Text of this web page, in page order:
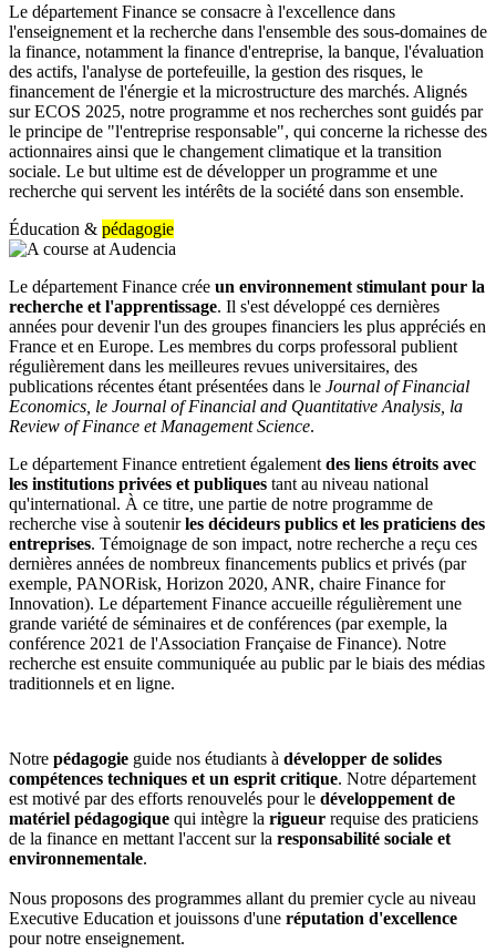
Le département Finance se consacre à l'excellence dans
l'enseignement et la recherche dans l'ensemble des sous-domaines de
la finance, notamment la finance d'entreprise, la banque, l'évaluation
des actifs, l'analyse de portefeuille, la gestion des risques, le
financement de l'énergie et la microstructure des marchés. Alignés
sur ECOS 2025, notre programme et nos recherches sont guidés par
le principe de "l'entreprise responsable", qui concerne la richesse des
actionnaires ainsi que le changement climatique et la transition
sociale. Le but ultime est de développer un programme et une
recherche qui servent les intérêts de la société dans son ensemble.
Éducation & pédagogie
Le département Finance crée un environnement stimulant pour la
recherche et l'apprentissage. Il s'est développé ces dernières
années pour devenir l'un des groupes financiers les plus appréciés en
France et en Europe. Les membres du corps professoral publient
régulièrement dans les meilleures revues universitaires, des
publications récentes étant présentées dans le Journal of Financial
Economics, le Journal of Financial and Quantitative Analysis, la
Review of Finance et Management Science.
Le département Finance entretient également des liens étroits avec
les institutions privées et publiques tant au niveau national
qu'international. À ce titre, une partie de notre programme de
recherche vise à soutenirles décideurs publics et les praticiens des
entreprises. Témoignage de son impact, notre recherche a reçu ces
dernières années de nombreux financements publics et privés (par
exemple, PANORisk, Horizon 2020, ANR, chaire Finance for
Innovation). Le département Finance accueille régulièrement une
grande variété de séminaires et de conférences (par exemple, la
conférence 2021 de l'Association Française de Finance). Notre
recherche est ensuite communiquée au public par le biais des médias
traditionnels et en ligne.
Notre pédagogie guide nos étudiants à développer de solides
compétences techniques et un esprit critique. Notre département
est motivé par des efforts renouvelés pour le développement de
matériel pédagogique qui intègre la rigueur requise des praticiens
de la finance en mettant l'accent sur la responsabilité sociale et
environnementale.
Nous proposons des programmes allant du premier cycle au niveau
Executive Education et jouissons d'une réputation d'excellence
pour notre enseignement.